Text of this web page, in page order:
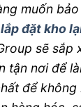
muốn
lắp đặt kho
sẽ sắp
tận nơi để
để